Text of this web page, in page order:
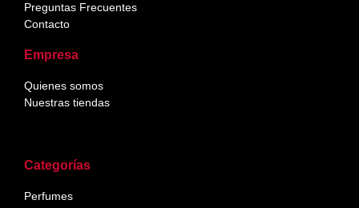
Categorías
Perfumes
Preguntas Frecuentes
Contacto
Empresa
Quienes somos
Nuestras tiendas